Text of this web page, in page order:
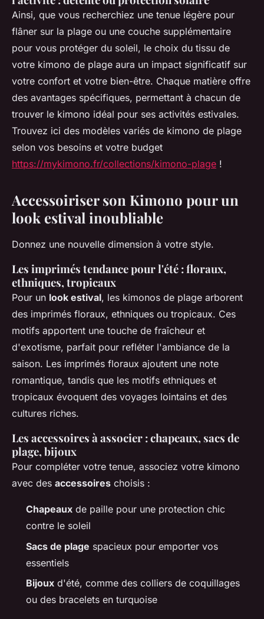
Ainsi, que vous recherchiez une tenue légère pour
flâner sur la plage ou une couche supplémentaire
pour vous protéger du soleil, le choix du tissu de
votre kimono de plage aura un impact significatif sur
votre confort et votre bien-être. Chaque matière offre
des avantages spécifiques, permettant à chacun de
trouver le kimono idéal pour ses activités estivales.
Trouvez ici des modèles variés de kimono de plage
selon vos besoins et votre budget
https://mykimono.fr/collections/kimono-plage !
Accessoiriser son Kimono pour un
look estival inoubliable
Donnez une nouvelle dimension à votre style.
Les imprimés tendance pour l'été : floraux,
ethniques, tropicaux
Pour un look estival, les kimonos de plage arborent
des imprimés floraux, ethniques ou tropicaux. Ces
motifs apportent une touche de fraîcheur et
d'exotisme, parfait pour refléter l'ambiance de la
saison. Les imprimés floraux ajoutent une note
romantique, tandis que les motifs ethniques et
tropicaux évoquent des voyages lointains et des
cultures riches.
Les accessoires à associer : chapeaux, sacs de
plage, bijoux
Pour compléter votre tenue, associez votre kimono
avec des accessoires choisis :
Chapeaux de paille pour une protection chic
contre le soleil
Sacs de plage spacieux pour emporter vos
essentiels
Bijoux d'été, comme des colliers de coquillages
ou des bracelets en turquoise